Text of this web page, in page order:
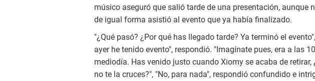
músico aseguró que salió tarde de una presentación, aunque
de igual forma asistió al evento que ya había finalizado.
"¿Qué pasó? ¿Por qué has llegado tarde? Ya terminó el
ayer he tenido evento", respondió. "Imagínate pues, era a las
mediodía. Has venido justo cuando Xiomy se acaba de retirar,
no te la cruces?", "No, para nada", respondió confundido e